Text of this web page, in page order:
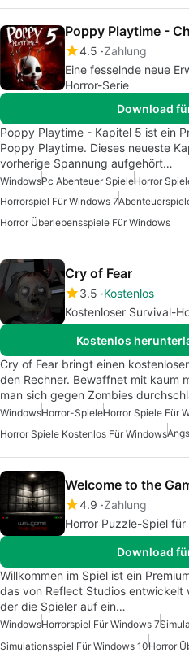
Poppy Playtime -
4.5 Zahlung
Eine fesselnde neue
Horror-Serie
Download
Poppy Playtime - Kapitel 5 ist ein
Poppy Playtime. Dieses neueste
vorherige Spannung aufgehört…
WindowsPc Abenteuer SpieleHorror
Horrorspiel Für Windows 7
Horror Überlebensspiele Für Windows
Cry of Fear
3.5 Kostenlos
Kostenloser Survival-
Kostenlos
Cry of Fear bringt einen
den Rechner. Bewaffnet mit kaum
man sich gegen Zombies
WindowsHorror-SpieleHorror Spiele Für
Horror Spiele Kostenlos Für Windows
Welcome to the
4.9 Zahlung
Horror Puzzle-Spiel für
Download
Willkommen im Spiel ist ein
das von Reflect Studios entwickelt
der die Spieler auf ein…
WindowsHorrorspiel Für Windows 7
Simulationsspiel Für Windows 10Horror